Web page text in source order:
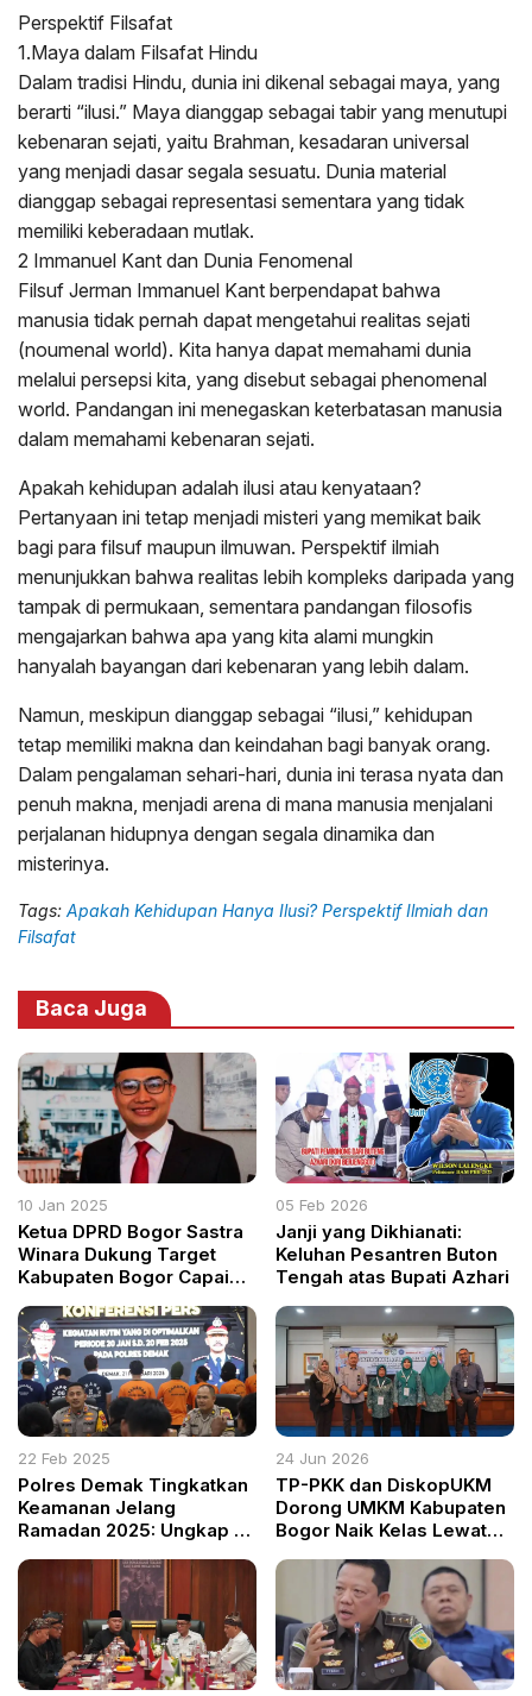
Perspektif Filsafat
1.Maya dalam Filsafat Hindu
Dalam tradisi Hindu, dunia ini dikenal sebagai maya, yang
berarti “ilusi.” Maya dianggap sebagai tabir yang menutupi
kebenaran sejati, yaitu Brahman, kesadaran universal
yang menjadi dasar segala sesuatu. Dunia material
dianggap sebagai representasi sementara yang tidak
memiliki keberadaan mutlak.
2 Immanuel Kant dan Dunia Fenomenal
Filsuf Jerman Immanuel Kant berpendapat bahwa
manusia tidak pernah dapat mengetahui realitas sejati
(noumenal world). Kita hanya dapat memahami dunia
melalui persepsi kita, yang disebut sebagai phenomenal
world. Pandangan ini menegaskan keterbatasan manusia
dalam memahami kebenaran sejati.
Apakah kehidupan adalah ilusi atau kenyataan?
Pertanyaan ini tetap menjadi misteri yang memikat baik
bagi para filsuf maupun ilmuwan. Perspektif ilmiah
menunjukkan bahwa realitas lebih kompleks daripada yang
tampak di permukaan, sementara pandangan filosofis
mengajarkan bahwa apa yang kita alami mungkin
hanyalah bayangan dari kebenaran yang lebih dalam.
Namun, meskipun dianggap sebagai “ilusi,” kehidupan
tetap memiliki makna dan keindahan bagi banyak orang.
Dalam pengalaman sehari-hari, dunia ini terasa nyata dan
penuh makna, menjadi arena di mana manusia menjalani
perjalanan hidupnya dengan segala dinamika dan
misterinya.
Tags: Apakah Kehidupan Hanya Ilusi? Perspektif Ilmiah dan
Filsafat
Baca Juga
10 Jan 2025
Ketua DPRD Bogor Sastra
Winara Dukung Target
Kabupaten Bogor Capai
05 Feb 2026
Janji yang Dikhianati:
Keluhan Pesantren Buton
Tengah atas Bupati Azhari
22 Feb 2025
Polres Demak Tingkatkan
Keamanan Jelang
Ramadan 2025: Ungkap 5
Amankan Ribuan Botol
24 Jun 2026
​TP-PKK dan DiskopUKM
Dorong UMKM Kabupaten
Bogor Naik Kelas Lewat
Modal